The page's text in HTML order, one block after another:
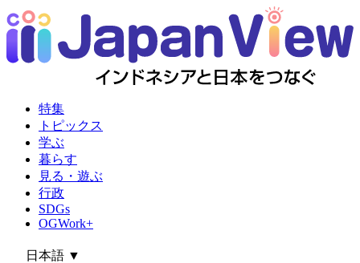
特集
トピックス
学ぶ
暮らす
見る・遊ぶ
行政
SDGs
OGWork+
日本語 ▼